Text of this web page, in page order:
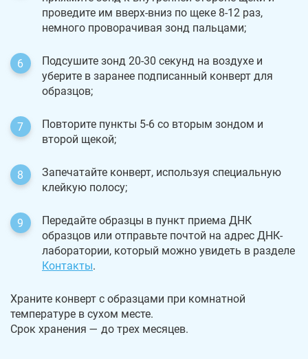
проведите им вверх-вниз по щеке 8-12 раз,
немного проворачивая зонд пальцами;
Подсушите зонд 20-30 секунд на воздухе и
уберите в заранее подписанный конверт для
образцов;
Повторите пункты 5-6 со вторым зондом и
второй щекой;
Запечатайте конверт, используя специальную
клейкую полосу;
Передайте образцы в пункт приема ДНК
образцов или отправьте почтой на адрес ДНК-
лаборатории, который можно увидеть в разделе
Контакты.
Храните конверт с образцами при комнатной
температуре в сухом месте.
Срок хранения — до трех месяцев.